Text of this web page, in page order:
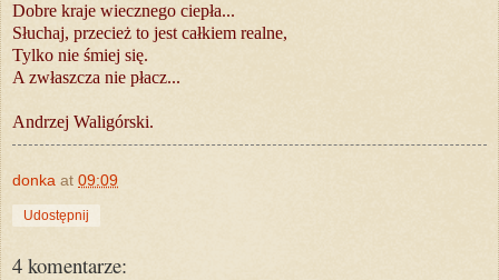
Dobre kraje wiecznego ciepła...
Słuchaj, przecież to jest całkiem realne,
Tylko nie śmiej się.
A zwłaszcza nie płacz...
Andrzej Waligórski.
donka at 09:09
Udostępnij
4 komentarze: